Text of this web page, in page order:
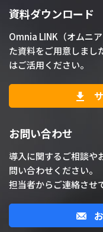
資料ダウンロード
Omnia LINK（オムニ
た資料をご用意しまし
はご活用ください。
お問い合わせ
導入に関するご相談や
問い合わせください。
担当者からご連絡させ